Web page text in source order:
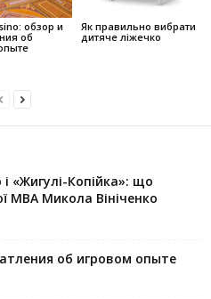
обзор и
об
Як правильно вибрати
дитяче ліжечко
«Жигулі-Копійка»: що
МВА Микола Вініченко
об игровом опыте